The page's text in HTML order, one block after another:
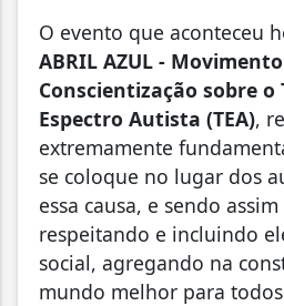
O evento que aconteceu
ABRIL AZUL -
Conscientização sobre
Espectro Autista (TEA),
extremamente
se coloque no lugar dos
essa causa, e sendo
respeitando e incluindo
social, agregando na
mundo melhor para